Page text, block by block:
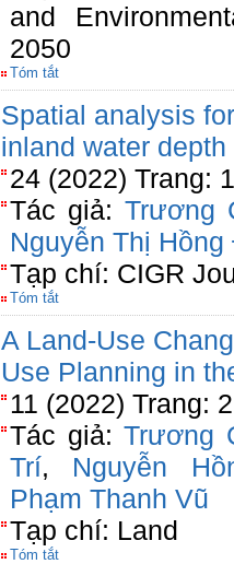
and
2050
Tóm tắt
Spatial analysis
inland water depth
24 (2022) Trang:
Tác giả: Trương
Nguyễn Thị
Tạp chí: CIGR
Tóm tắt
A Land-Use
Use Planning in
11 (2022) Trang:
Tác giả:Trương
Trí, Nguyễn
Phạm Thanh Vũ
Tạp chí: Land
Tóm tắt